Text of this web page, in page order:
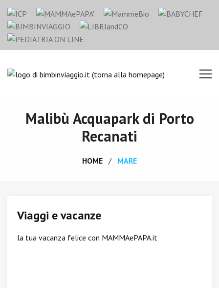
Malibù Acquapark di Porto
Recanati
HOME MARE
Viaggi e vacanze
la tua vacanza felice con MAMMAePAPA.it